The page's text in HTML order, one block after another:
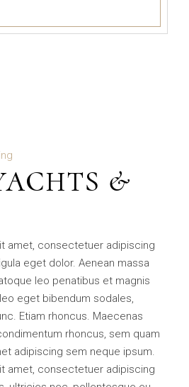
&
amet, consectetuer adipiscing
eget dolor. Aenean massa
leo penatibus et magnis
eget bibendum sodales,
Etiam rhoncus. Maecenas
rhoncus, sem quam
adipiscing sem neque ipsum.
amet, consectetuer adipiscing